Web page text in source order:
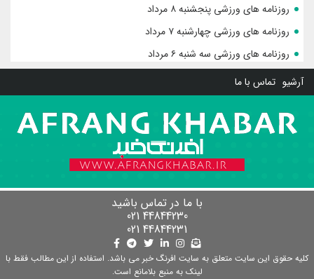
روزنامه های ورزشی پنجشنبه ۸ مرداد
روزنامه های ورزشی چهارشنبه ۷ مرداد
روزنامه های ورزشی سه شنبه ۶ مرداد
آرشیو تماس با ما
با ما در تماس باشید
44844230 021
44844231 021
کلیه حقوق این سایت متعلق به سایت افرنگ خبر می باشد. استفاده از این مطالب فقط با
لینک به منبع بلامانع است.